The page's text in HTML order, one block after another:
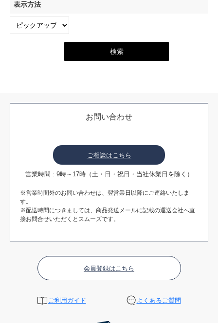
表示方法
お問い合わせ
ご相談はこちら
営業時間 : 9時～17時（土・日・祝日・当社休業日を除く）
※営業時間外のお問い合わせは、翌営業日以降にご連絡いたしま
す。
※配送時間につきましては、商品発送メールに記載の運送会社へ直
接お問合せいただくとスムーズです。
会員登録はこちら
ご利用ガイド よくあるご質問